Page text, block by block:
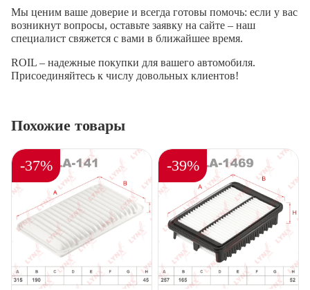
Мы ценим ваше доверие и всегда готовы помочь: если у вас
возникнут вопросы, оставьте заявку на сайте – наш
специалист свяжется с вами в ближайшее время.
ROIL – надежные покупки для вашего автомобиля.
Присоединяйтесь к числу довольных клиентов!
Похожие товары
-37% -39%